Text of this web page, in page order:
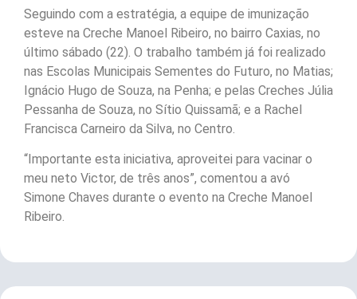
Seguindo com a estratégia, a equipe de imunização
esteve na Creche Manoel Ribeiro, no bairro Caxias, no
último sábado (22). O trabalho também já foi realizado
nas Escolas Municipais Sementes do Futuro, no Matias;
Ignácio Hugo de Souza, na Penha; e pelas Creches Júlia
Pessanha de Souza, no Sítio Quissamã; e a Rachel
Francisca Carneiro da Silva, no Centro.
“Importante esta iniciativa, aproveitei para vacinar o
meu neto Victor, de três anos”, comentou a avó
Simone Chaves durante o evento na Creche Manoel
Ribeiro.